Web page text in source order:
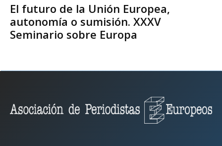
El futuro de la Unión Europea,
autonomía o sumisión. XXXV
Seminario sobre Europa